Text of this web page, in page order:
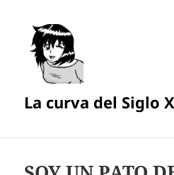
La curva del Siglo